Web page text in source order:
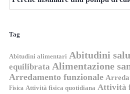
Tag
Abitudini alimentari Abitudini
equilibrata Alimentazione
Arredamento funzionale
Fisica Attività fisica quotidiana Attività